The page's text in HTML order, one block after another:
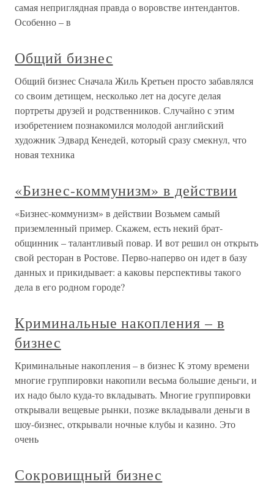
самая неприглядная правда о воровстве интендантов.
Особенно – в
Общий бизнес
Общий бизнес Сначала Жиль Кретьен просто забавлялся
со своим детищем, несколько лет на досуге делая
портреты друзей и родственников. Случайно с этим
изобретением познакомился молодой английский
художник Эдвард Кенедей, который сразу смекнул, что
новая техника
«Бизнес-коммунизм» в действии
«Бизнес-коммунизм» в действии Возьмем самый
приземленный пример. Скажем, есть некий брат-
общинник – талантливый повар. И вот решил он открыть
свой ресторан в Ростове. Перво-наперво он идет в базу
данных и прикидывает: а каковы перспективы такого
дела в его родном городе?
Криминальные накопления – в
бизнес
Криминальные накопления – в бизнес К этому времени
многие группировки накопили весьма большие деньги, и
их надо было куда-то вкладывать. Многие группировки
открывали вещевые рынки, позже вкладывали деньги в
шоу-бизнес, открывали ночные клубы и казино. Это
очень
Сокровищный бизнес